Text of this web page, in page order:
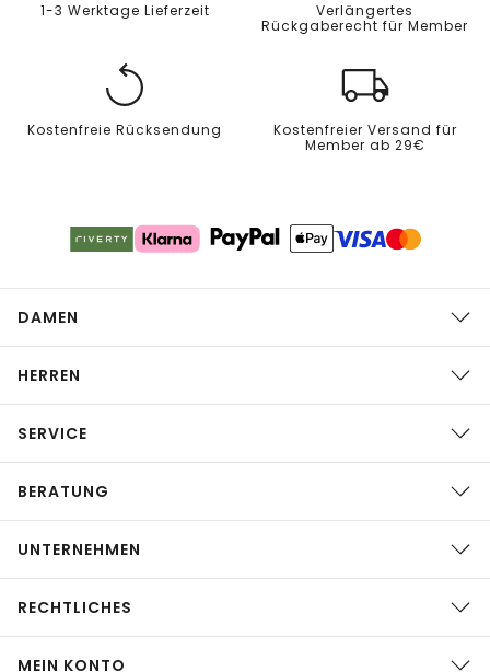
1-3 Werktage Lieferzeit
Verlängertes
Rückgaberecht für Member
Kostenfreie Rücksendung
Kostenfreier Versand für
Member ab 29€
DAMEN
HERREN
SERVICE
BERATUNG
UNTERNEHMEN
RECHTLICHES
MEIN KONTO